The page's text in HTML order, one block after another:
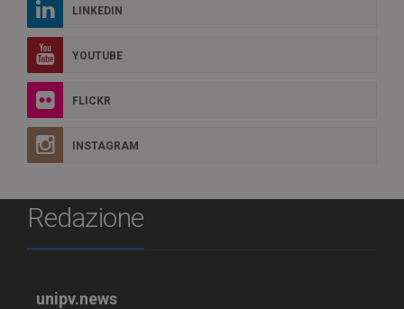
LINKEDIN
YOUTUBE
FLICKR
INSTAGRAM
Redazione
unipv.news